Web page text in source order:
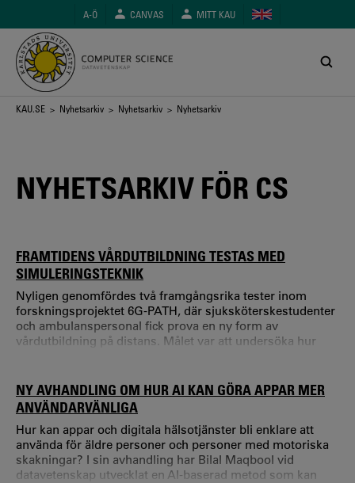
huvudinnehåll
A-Ö CANVAS MITT KAU
Länkstig
KAU.SE > Nyhetsarkiv > Nyhetsarkiv > Nyhetsarkiv
NYHETSARKIV FÖR CS
FRAMTIDENS VÅRDUTBILDNING TESTAS MED
SIMULERINGSTEKNIK
Nyligen genomfördes två framgångsrika tester inom
forskningsprojektet 6G-PATH, där sjuksköterskestudenter
och ambulanspersonal fick prova en ny form av
vårdutbildning på distans. Målet var att undersöka hur
för att skapa realistiska och tillgängliga utbildningsmiljöer
för vårdpersonal. Under testerna deltog studenterna i
simulerade akutsituationer där de fick träna på
NY AVHANDLING OM HUR AI KAN GÖRA APPAR MER
ANVÄNDARVÄNLIGA
Hur kan appar och digitala hälsotjänster bli enklare att
använda för äldre personer och personer med motoriska
skakningar? I sin avhandling har Bilal Maqbool vid
datavetenskap utvecklat en AI-baserad metod som kan